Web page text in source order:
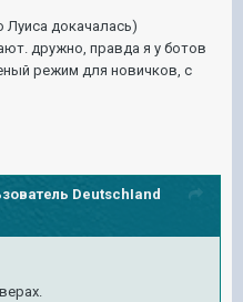
Луиса докачалась)
дружно, правда я у ботов
режим для новичков, с
DeutschIand